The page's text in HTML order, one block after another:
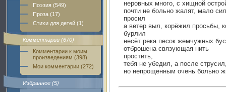
Поэзия (549)
Проза (17)
Стихи для детей (1)
Комментарии (670)
Комментарии к моим
произведениям (398)
Мои комментарии (272)
Избранное (5)
неровных много, с хищной
почти не больно жалят, мало
просил
а ветер выл, корёжил просьбы,
бурлил
несёт река песок жемчужных
отброшена связующая нить
простить,
тебя не убедил, а после
но непрощенным очень больно